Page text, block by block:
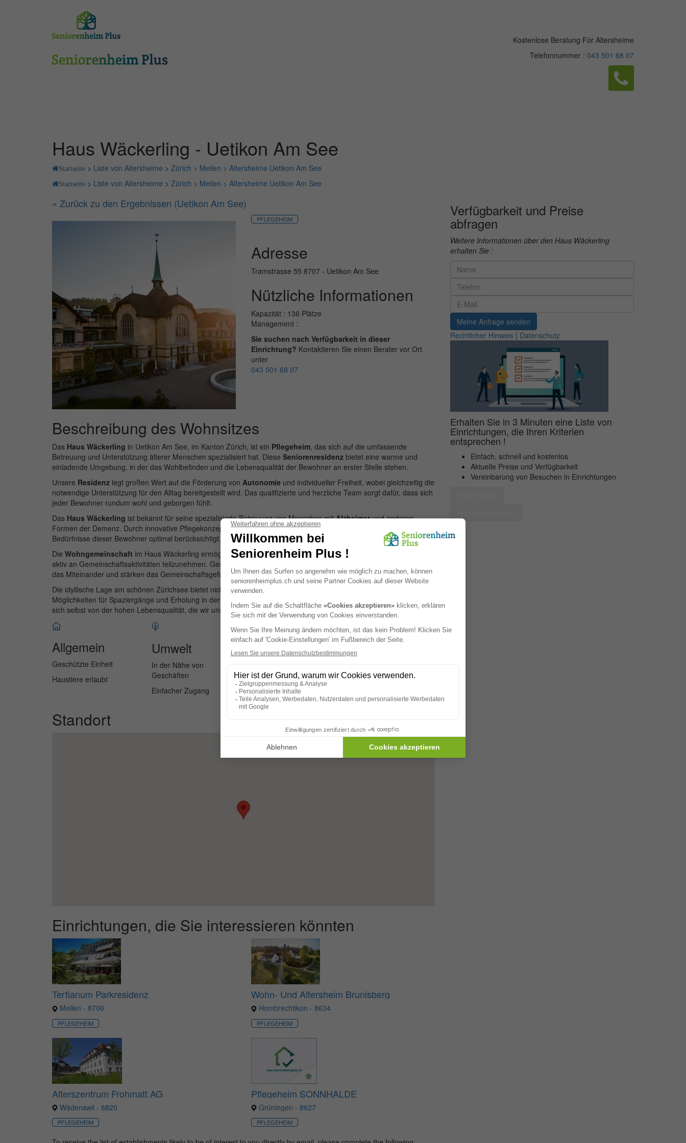
Kostenlose Beratung Für Altersheime
Telefonnummer : 043 501 68 07
Haus Wäckerling - Uetikon Am See
Startseite > Liste von Altersheime > Zürich > Meilen > Altersheime Uetikon Am See
Startseite > Liste von Altersheime > Zürich > Meilen > Altersheime Uetikon Am See
« Zurück zu den Ergebnissen (Uetikon Am See)
PFLEGEHEIM
Adresse
Tramstrasse 55 8707 - Uetikon Am See
Nützliche Informationen
Kapazität : 136 Plätze
Management :
Sie suchen nach Verfügbarkeit in dieser
Einrichtung? Kontaktieren Sie einen Berater vor Ort
unter
043 501 68 07
Beschreibung des Wohnsitzes
Das Haus Wäckerling in Uetikon Am See, im Kanton Zürich, ist ein Pflegeheim, das sich auf die umfassende
Betreuung und Unterstützung älterer Menschen spezialisiert hat. Diese Seniorenresidenz bietet eine warme und
einladende Umgebung, in der das Wohlbefinden und die Lebensqualität der Bewohner an erster Stelle stehen.
Unsere Residenz legt großen Wert auf die Förderung von Autonomie und individueller Freiheit, wobei gleichzeitig die
notwendige Unterstützung für den Alltag bereitgestellt wird. Das qualifizierte und herzliche Team sorgt dafür, dass sich
jeder Bewohner rundum wohl und geborgen fühlt.
Das Haus Wäckerling ist bekannt für seine spezialisierte Betreuung von Menschen mitAlzheimerund anderen
Formen der Demenz. Durch innovative Pflegekonzepte und individuelle Therapieansätze werden die besonderen
Bedürfnisse dieser Bewohner optimal berücksichtigt.
Die Wohngemeinschaft im Haus Wäckerling ermöglicht es den Bewohnern, in einem familiären Umfeld zu leben und
aktiv an Gemeinschaftsaktivitäten teilzunehmen. Gemeinsame Mahlzeiten, kreative Aktivitäten und Ausflüge fördern
das Miteinander und stärken das Gemeinschaftsgefühl.
Die idyllische Lage am schönen Zürichsee bietet nicht nur eine atemberaubende Aussicht, sondern auch zahlreiche
Möglichkeiten für Spaziergänge und Erholung in der Natur. Besuchen Sie das
sich selbst von der hohen Lebensqualität, die wir unseren Bewohnern bieten.
Allgemein
Geschützte Einheit
Haustiere erlaubt
Umwelt
In der Nähe von
Geschäften
Einfacher Zugang
Paramedizinisch Dienstleistungen
Standort
Einrichtungen, die Sie interessieren könnten
Tertianum Parkresidenz
Meilen - 8706
PFLEGEHEIM
Wohn- Und Altersheim Brunisberg
Hombrechtikon - 8634
PFLEGEHEIM
Alterszentrum Frohmatt AG
Wädenswil - 8820
PFLEGEHEIM
Pflegeheim SONNHALDE
Grüningen - 8627
PFLEGEHEIM
Verfügbarkeit und Preise
abfragen
Weitere Informationen über den Haus Wäckerling
erhalten Sie :
Meine Anfrage senden
Rechtlicher Hinweis | Datenschutz
Erhalten Sie in 3 Minuten eine Liste von
Einrichtungen, die Ihren Kriterien
entsprechen !
Einfach, schnell und kostenlos
Aktuelle Preise und Verfügbarkeit
Vereinbarung von Besuchen in Einrichtungen